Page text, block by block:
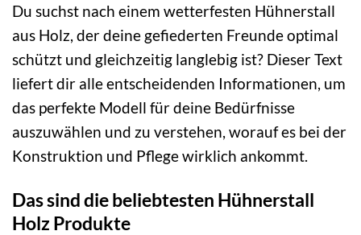
Du suchst nach einem wetterfesten Hühnerstall
aus Holz, der deine gefiederten Freunde optimal
schützt und gleichzeitig langlebig ist? Dieser Text
liefert dir alle entscheidenden Informationen, um
das perfekte Modell für deine Bedürfnisse
auszuwählen und zu verstehen, worauf es bei der
Konstruktion und Pflege wirklich ankommt.
Das sind die beliebtesten Hühnerstall
Holz Produkte